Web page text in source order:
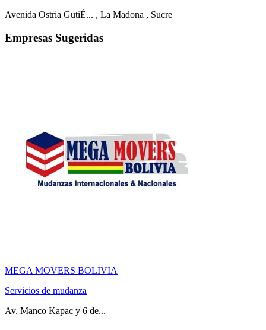
Avenida Ostria GutiÉ... , La Madona , Sucre
Empresas Sugeridas
MEGA MOVERS BOLIVIA
Servicios de mudanza
Av. Manco Kapac y 6 de...